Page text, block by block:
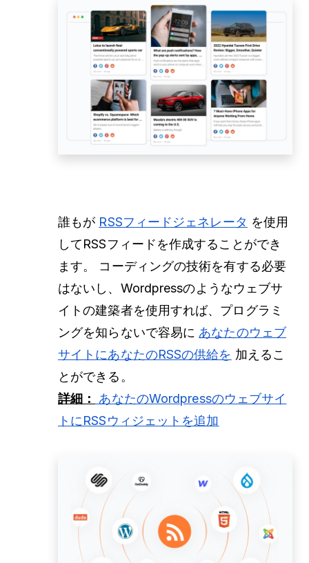
誰もが RSSフィードジェネレータ を使用
してRSSフィードを作成することができ
ます。 コーディングの技術を有する必要
はないし、Wordpressのようなウェブサ
イトの建築者を使用すれば、プログラミ
ングを知らないで容易に あなたのウェブ
サイトにあなたのRSSの供給を 加えるこ
とができる。
詳細：
あなたのWordpressのウェブサイ
トにRSSウィジェットを追加